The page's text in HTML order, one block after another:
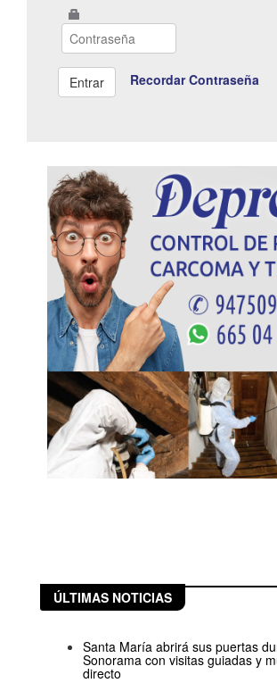
Recordar Contraseña
ÚLTIMAS NOTICIAS
Santa María abrirá sus puertas
Sonorama con visitas guiadas y
directo